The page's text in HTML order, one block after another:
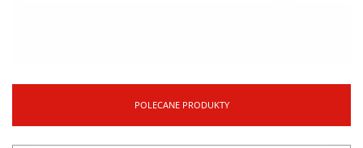
POLECANE PRODUKTY